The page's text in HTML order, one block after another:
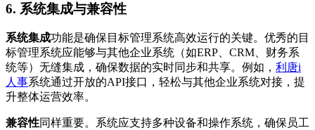
6. 系统集成与兼容性
系统集成功能是确保目标管理系统高效运行的关键。优秀的目
标管理系统应能够与其他企业系统（如ERP、CRM、财务系
统等）无缝集成，确保数据的实时同步和共享。例如， 利唐i
人事系统通过开放的API接口，轻松与其他企业系统对接，提
升整体运营效率。
兼容性同样重要。系统应支持多种设备和操作系统，确保员工